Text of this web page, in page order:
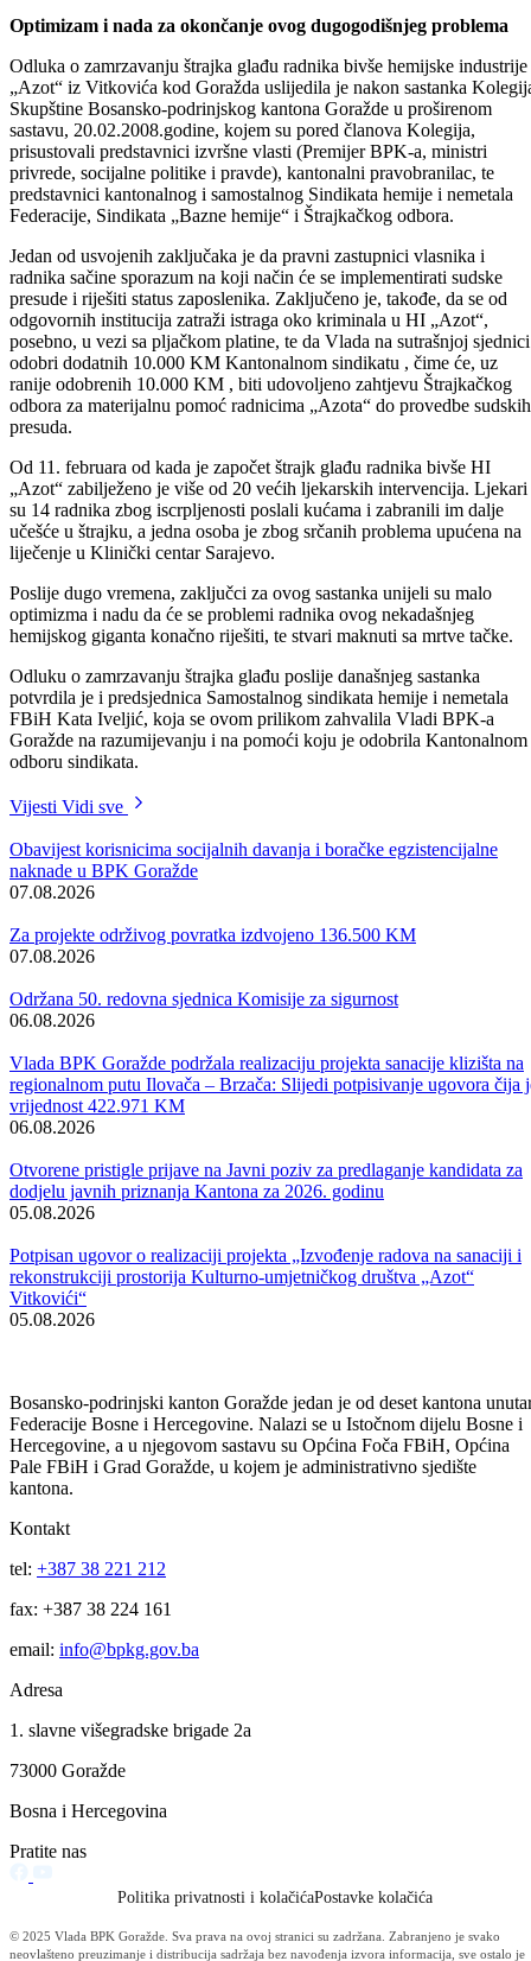
Nakon devet dana zamrznut štrajk glađu oko stotinjak radnika
Optimizam i nada za okončanje ovog dugogodišnjeg problema
Odluka o zamrzavanju štrajka glađu radnika bivše hemijske industrije
„Azot“ iz Vitkovića kod Goražda uslijedila je nakon sastanka
Skupštine Bosansko-podrinjskog kantona Goražde u proširenom
sastavu, 20.02.2008.godine, kojem su pored članova Kolegija,
prisustovali predstavnici izvršne vlasti (Premijer BPK-a, ministri
predstavnici kantonalnog i samostalnog Sindikata hemije i nemetala
Federacije, Sindikata „Bazne hemije“ i Štrajkačkog odbora.
Jedan od usvojenih zaključaka je da pravni zastupnici vlasnika i
radnika sačine sporazum na koji način će se implementirati sudske
presude i riješiti status zaposlenika. Zaključeno je, takođe, da se od
odgovornih institucija zatraži istraga oko kriminala u HI „Azot“,
posebno, u vezi sa pljačkom platine, te da Vlada na sutrašnjoj sjednici
odobri dodatnih 10.000 KM Kantonalnom sindikatu , čime će, uz
odbora za materijalnu pomoć radnicima „Azota“ do provedbe sudskih
presuda.
Od 11. februara od kada je započet štrajk glađu radnika bivše HI
„Azot“ zabilježeno je više od 20 većih ljekarskih intervencija. Ljekari
učešće u štrajku, a jedna osoba je zbog srčanih problema upućena na
liječenje u Klinički centar Sarajevo.
optimizma i nadu da će se problemi radnika ovog nekadašnjeg
hemijskog giganta konačno riješiti, te stvari maknuti sa mrtve tačke.
Odluku o zamrzavanju štrajka glađu poslije današnjeg sastanka
potvrdila je i predsjednica Samostalnog sindikata hemije i nemetala
Goražde na razumijevanju i na pomoći koju je odobrila Kantonalnom
VijestiVidi sve
Obavijest korisnicima socijalnih davanja i boračke egzistencijalne
naknade u BPK Goražde
07.08.2026